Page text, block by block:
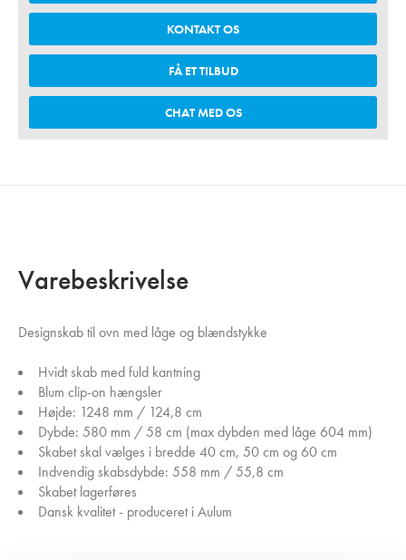
KONTAKT OS
FÅ ET TILBUD
CHAT MED OS
Varebeskrivelse
Designskab til ovn med låge og blændstykke
Hvidt skab med fuld kantning
Blum clip-on hængsler
Højde: 1248 mm / 124,8 cm
Dybde: 580 mm / 58 cm (max dybden med låge 604 mm)
Skabet skal vælges i bredde 40 cm, 50 cm og 60 cm
Indvendig skabsdybde: 558 mm / 55,8 cm
Skabet lagerføres
Dansk kvalitet - produceret i Aulum